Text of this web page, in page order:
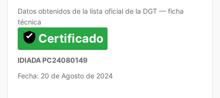
Datos obtenidos de la lista oficial de la DGT — ficha
técnica
Certificado
IDIADA PC24080149
Fecha: 20 de Agosto de 2024